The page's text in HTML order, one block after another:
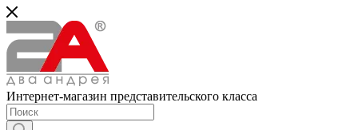
Интернет-магазин представительского класса